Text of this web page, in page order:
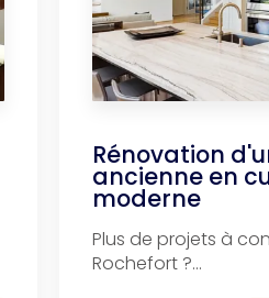
Rénovation
ancienne en
moderne
Plus de projets à
Rochefort ?...